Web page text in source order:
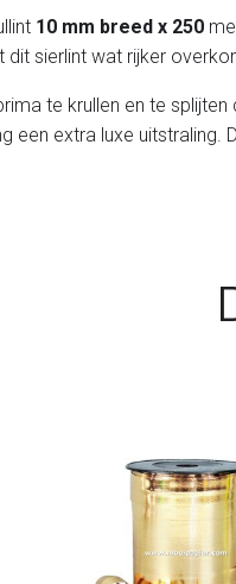
10 mm breed x 250
sierlint wat rijker
te krullen en te
een extra luxe uitstraling.